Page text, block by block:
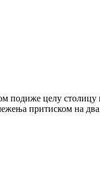
целу столицу
притиском на